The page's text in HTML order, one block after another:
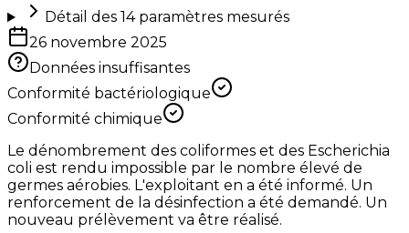
Détail des 14paramètres mesurés
26 novembre 2025
Données insuffisantes
Conformité bactériologique
Conformité chimique
Le dénombrement des coliformes et des Escherichia
coli est rendu impossible par le nombre élevé de
germes aérobies. L'exploitant en a été informé. Un
renforcement de la désinfection a été demandé. Un
nouveau prélèvement va être réalisé.